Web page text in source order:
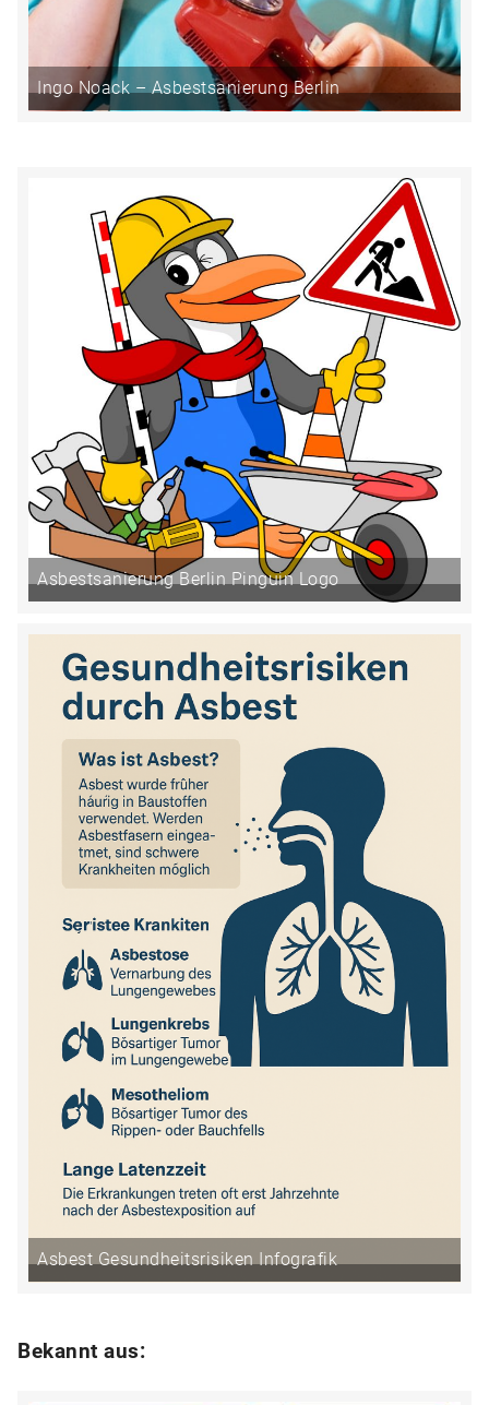
Ingo Noack – Asbestsanierung Berlin
Asbestsanierung Berlin Pinguin Logo
Asbest Gesundheitsrisiken Infografik
Bekannt aus: